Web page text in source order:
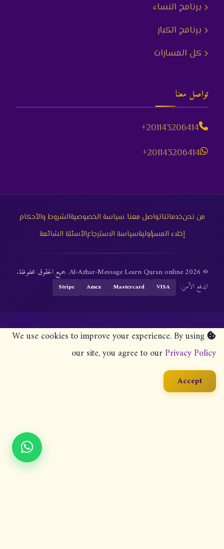
برنامج النساء
برنامج الكبار
كل المسارات
تواصل معنا
+201143206414
+201143206414
من نحنخدماتناتواصل معنا·سياسة الخصوصيةالشروط والأحكام
إخلاء المسؤوليةسياسة الاسترجاعالأسئلة الشائعة
© 2026 Al-Azhar-Message Learn Quran online. جميع الحقوق محفوظة.
الدفع الآمن: VISA
Mastercard
Amex
Stripe
We use cookies to improve your experience. By using
our site, you agree to ourPrivacy Policy
Accept